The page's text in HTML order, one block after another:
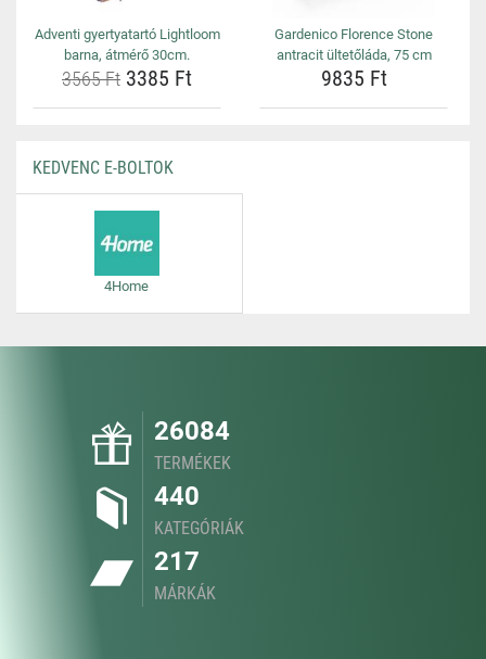
Adventi gyertyatartó Lightloom
barna, átmérő 30cm.
3565 Ft 3385 Ft
Gardenico Florence Stone
antracit ültetőláda, 75 cm
9835 Ft
KEDVENC E-BOLTOK
4Home
26084
TERMÉKEK
440
KATEGÓRIÁK
217
MÁRKÁK